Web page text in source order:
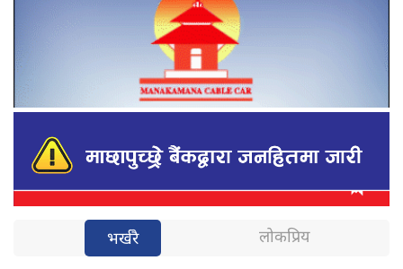
भर्खरै लोकप्रिय